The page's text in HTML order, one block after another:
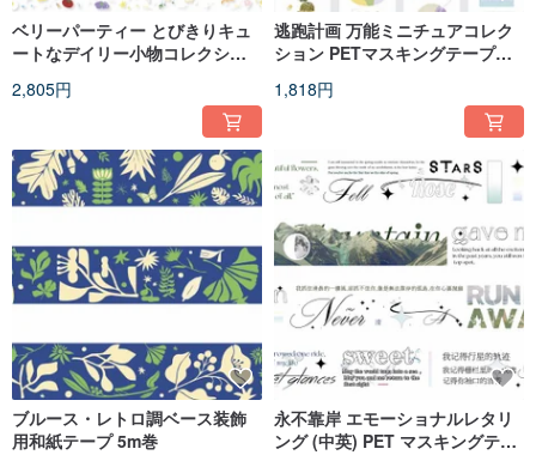
ベリーパーティー とびきりキュ
ートなデイリー小物コレクショ
10m巻
2,805円
逃跑計画 万能ミニチュアコレク
ション PETマスキングテープ
1,818円
ブルース・レトロ調ベース装飾
用和紙テープ 5m巻
永不靠岸 エモーショナルレタリ
ング (中英) PET マスキングテー